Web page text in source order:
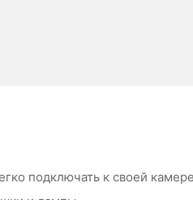
подключать к своей